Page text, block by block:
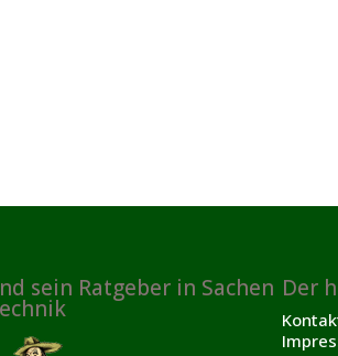
sein Ratgeber in Sachen Der